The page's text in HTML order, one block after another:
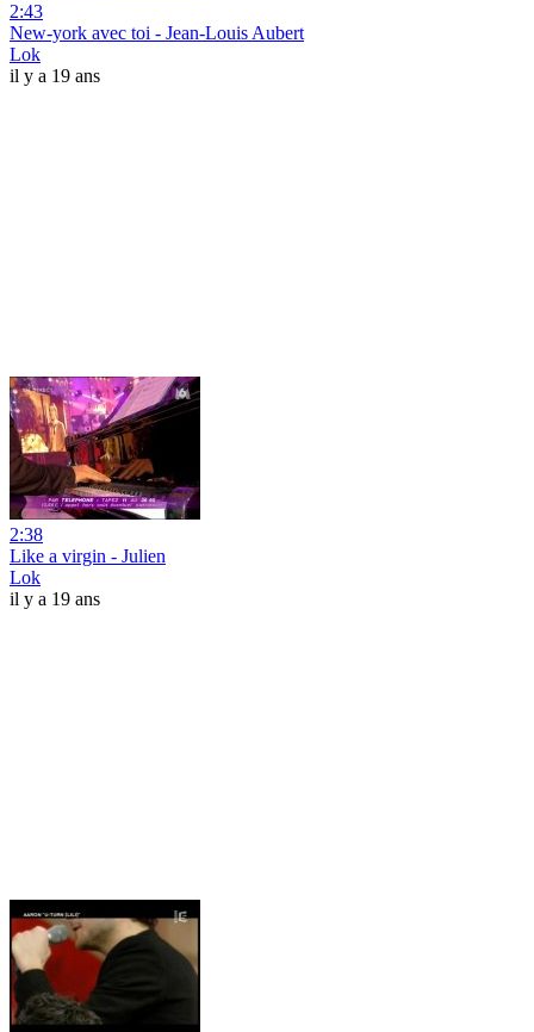
2:43
New-york avec toi - Jean-Louis Aubert
Lok
il y a 19 ans
2:38
Like a virgin - Julien
Lok
il y a 19 ans